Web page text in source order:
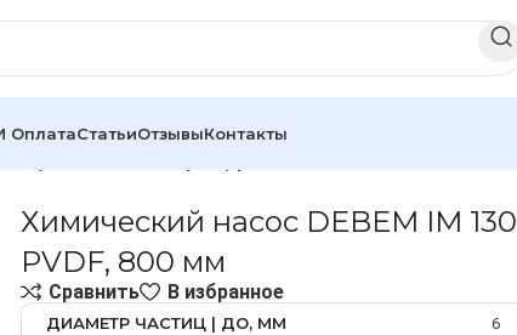
ОплатаСтатьиОтзывыКонтакты
Химический насос DEBEM IM 130
PVDF, 800 мм
Сравнить В избранное
ДИАМЕТР ЧАСТИЦ | ДО, ММ 6